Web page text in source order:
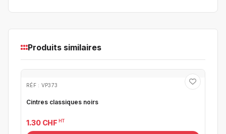
Produits similaires
RÉF : VP373
Cintres classiques noirs
1.30 CHF HT